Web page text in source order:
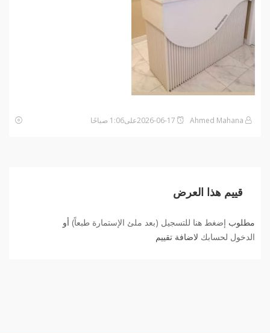
قييم هذا العرض
مطلوب إضغط هنا للتسجيل (بعد ملئ الإستمارة طبعاً) أو
الدخول لحسابك لاضافة تقييم